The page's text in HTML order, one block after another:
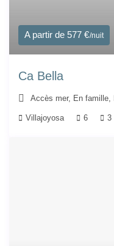
A partir de 577 €/nuit
Ca Bella
Accès mer, En famille,
Villajoyosa 6 3